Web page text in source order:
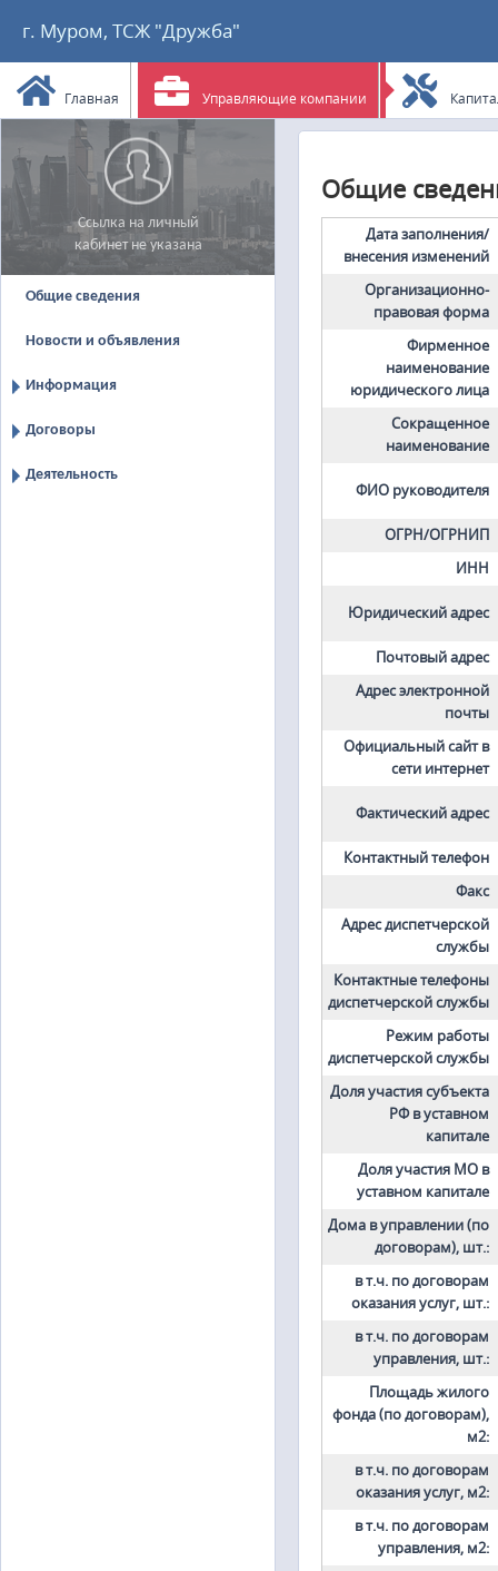
г. Муром, ТСЖ "Дружба"
Главная Управляющие компании
Ссылка на личный
кабинет не указана
Общие сведения
Новости и объявления
Информация
Договоры
Деятельность
Общие
Дата заполнения/
внесения изменений
Организационно-
правовая форма
Фирменное
наименование
юридического лица
Сокращенное
наименование
ФИО руководителя
ОГРН/ОГРНИП
ИНН
Юридический адрес
Почтовый адрес
Адрес электронной
почты
Официальный сайт в
сети интернет
Фактический адрес
Контактный телефон
Факс
Адрес диспетчерской
службы
Контактные телефоны
диспетчерской службы
Режим работы
диспетчерской службы
Доля участия субъекта
РФ в уставном
капитале
Доля участия МО в
уставном капитале
Дома в управлении (по
договорам), шт.:
в т.ч. по договорам
оказания услуг, шт.:
в т.ч. по договорам
управления, шт.:
Площадь жилого
фонда (по договорам),
м2:
в т.ч. по договорам
оказания услуг, м2:
в т.ч. по договорам
управления, м2: